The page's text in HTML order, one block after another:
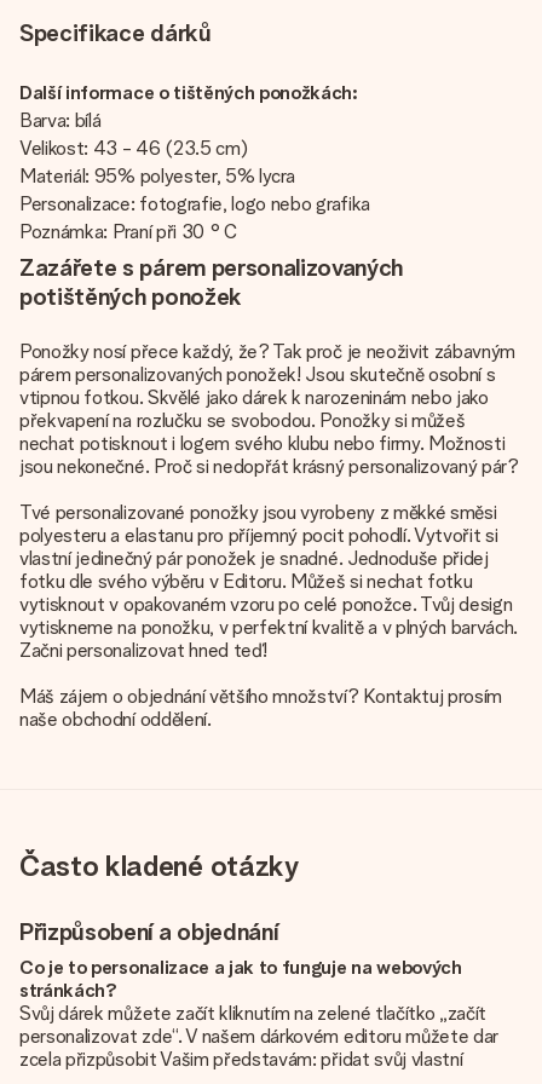
Specifikace dárků
Další informace o tištěných ponožkách:
Barva: bílá
Velikost: 43 - 46 (23.5 cm)
Materiál: 95% polyester, 5% lycra
Personalizace: fotografie, logo nebo grafika
Poznámka: Praní při 30 ° C
Zazářete s párem personalizovaných
potištěných ponožek
Ponožky nosí přece každý, že? Tak proč je neoživit zábavným
párem personalizovaných ponožek! Jsou skutečně osobní s
vtipnou fotkou. Skvělé jako dárek k narozeninám nebo jako
překvapení na rozlučku se svobodou. Ponožky si můžeš
nechat potisknout i logem svého klubu nebo firmy. Možnosti
jsou nekonečné. Proč si nedopřát krásný personalizovaný pár?
Tvé personalizované ponožky jsou vyrobeny z měkké směsi
polyesteru a elastanu pro příjemný pocit pohodlí. Vytvořit si
vlastní jedinečný pár ponožek je snadné. Jednoduše přidej
fotku dle svého výběru v Editoru. Můžeš si nechat fotku
vytisknout v opakovaném vzoru po celé ponožce. Tvůj design
vytiskneme na ponožku, v perfektní kvalitě a v plných barvách.
Začni personalizovat hned teď!
Máš zájem o objednání většího množství? Kontaktuj prosím
naše obchodní oddělení.
Často kladené otázky
Přizpůsobení a objednání
Co je to personalizace a jak to funguje na webových
stránkách?
Svůj dárek můžete začít kliknutím na zelené tlačítko „začít
personalizovat zde“. V našem dárkovém editoru můžete dar
zcela přizpůsobit Vašim představám: přidat svůj vlastní